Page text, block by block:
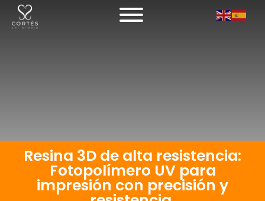
Resina 3D de alta resistencia:
Fotopolímero UV para
impresión con precisión y